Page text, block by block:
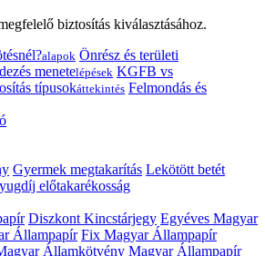
biztosítás kiválasztásához.
alapok Önrész és területi
menetelépések KGFB vs
típusokáttekintés Felmondás és
Gyermek megtakarítás Lekötött betét
előtakarékosság
Diszkont Kincstárjegy Egyéves Magyar
Állampapír Fix Magyar Állampapír
Államkötvény Magyar Állampapír